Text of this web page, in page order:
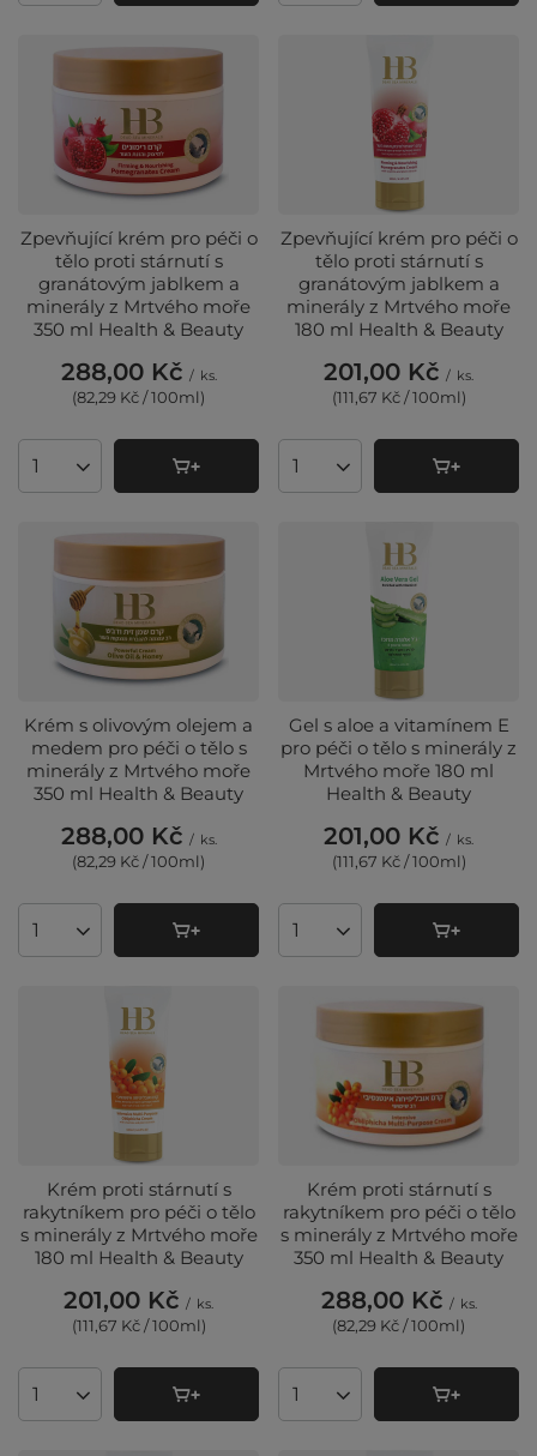
Zpevňující krém pro péči o
tělo proti stárnutí s
granátovým jablkem a
minerály z Mrtvého moře
350 ml Health & Beauty
288,00 Kč / ks.
(82,29 Kč / 100ml)
Množství produktů
Zpevňující krém pro péči o
tělo proti stárnutí s
granátovým jablkem a
minerály z Mrtvého moře
180 ml Health & Beauty
201,00 Kč / ks.
(111,67 Kč / 100ml)
Množství produktů
Krém s olivovým olejem a
medem pro péči o tělo s
minerály z Mrtvého moře
350 ml Health & Beauty
288,00 Kč / ks.
(82,29 Kč / 100ml)
Množství produktů
Gel s aloe a vitamínem E
pro péči o tělo s minerály z
Mrtvého moře 180 ml
Health & Beauty
201,00 Kč / ks.
(111,67 Kč / 100ml)
Množství produktů
Krém proti stárnutí s
rakytníkem pro péči o tělo
s minerály z Mrtvého moře
180 ml Health & Beauty
201,00 Kč / ks.
(111,67 Kč / 100ml)
Množství produktů
Krém proti stárnutí s
rakytníkem pro péči o tělo
s minerály z Mrtvého moře
350 ml Health & Beauty
288,00 Kč / ks.
(82,29 Kč / 100ml)
Množství produktů